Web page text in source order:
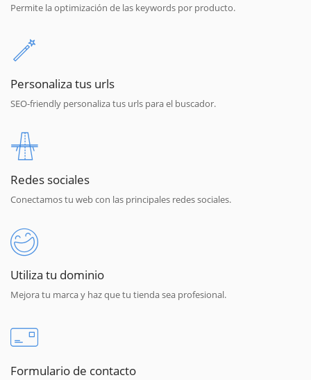
Permite la optimización de las keywords por producto.
Personaliza tus urls
SEO-friendly personaliza tus urls para el buscador.
Redes sociales
Conectamos tu web con las principales redes sociales.
Utiliza tu dominio
Mejora tu marca y haz que tu tienda sea profesional.
Formulario de contacto